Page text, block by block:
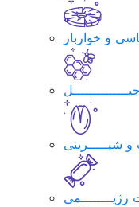
و خواربار
و شیـــــرینی